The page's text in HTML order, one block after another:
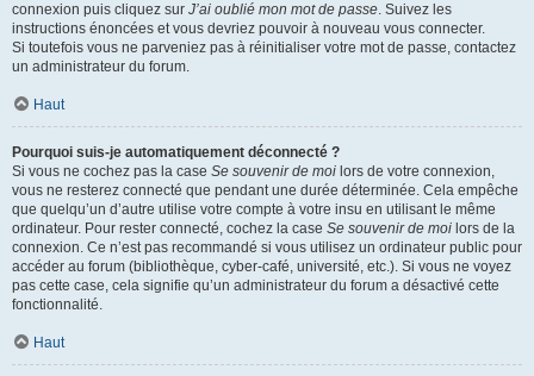
connexion puis cliquez sur J’ai oublié mon mot de passe. Suivez les
instructions énoncées et vous devriez pouvoir à nouveau vous connecter.
Si toutefois vous ne parveniez pas à réinitialiser votre mot de passe, contactez
un administrateur du forum.
Haut
Pourquoi suis-je automatiquement déconnecté ?
Si vous ne cochez pas la case Se souvenir de moi lors de votre connexion,
vous ne resterez connecté que pendant une durée déterminée. Cela empêche
que quelqu’un d’autre utilise votre compte à votre insu en utilisant le même
ordinateur. Pour rester connecté, cochez la case Se souvenir de moi lors de la
connexion. Ce n’est pas recommandé si vous utilisez un ordinateur public pour
accéder au forum (bibliothèque, cyber-café, université, etc.). Si vous ne voyez
pas cette case, cela signifie qu’un administrateur du forum a désactivé cette
fonctionnalité.
Haut